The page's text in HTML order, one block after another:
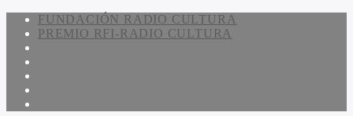
FUNDACIÓN RADIO CULTURA
PREMIO RFI-RADIO CULTURA